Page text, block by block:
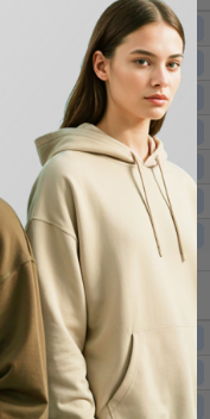
9.91 +
$9.91 +
$ 9.91 +
$9.91
9.91 +
9.85 $ 9.69 +
$ 13.33 +
287 288 +
10.08 $9.91
$ 9.91 +
$9.91